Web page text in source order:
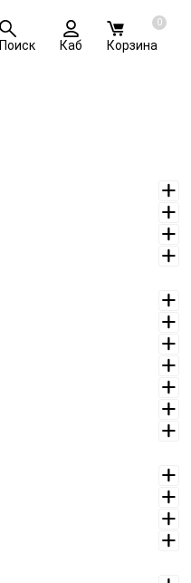
Поиск Каб
0
Корзина